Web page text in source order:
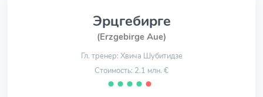
Эрцгебирге
(Erzgebirge Aue)
Гл. тренер: Хвича Шубитидзе
Стоимость: 2.1 млн. €
⬤ ⬤ ⬤ ⬤ ⬤